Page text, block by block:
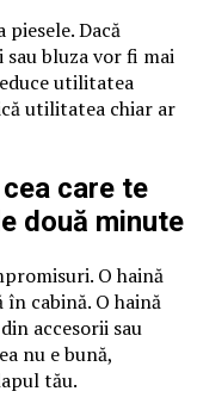
Dacă
bluza vor fi mai
utilitatea
utilitatea chiar ar
care te
două minute
O haină
cabină. O haină
accesorii sau
nu e bună,
tău.